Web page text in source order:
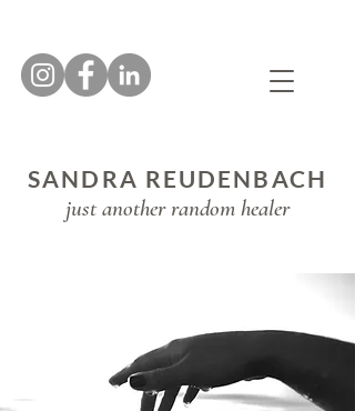
SANDRA REUDENBACH
just another random healer